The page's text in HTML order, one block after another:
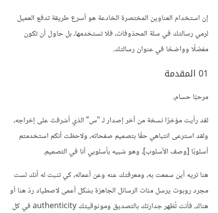
منطقيّ مشكلة لدي. إضافةً إلى أني أعرض عادة عدة نسخ مختلفة
من العمل على العميل لكي يطَّلع عليها ويختار من بينها ما يناسبه.
البداية ما إذا كنت مهتمًّا أم ﻻ.
[05 الدّعوة إلى الإجراء]
وإذا كنت مهتمًّا بالفعل، هل تسمح لي أن أرسل إليك بعض اﻷفكار
إن استخدام العناوين المختصرة الخادعة هو أسرع طريقة تدفع العميل
لرمي رسالتك في سلة المحذوفات، فلا تستخدمها، بل حاول أن تكون
مفصّلًا وواضحًا في عنوان رسالتك.
01 المقدمة
مرحبًا حسام،
لقد رأيت مؤخرًا نسخة من آخر إصدار لـ "س” الذي أشرفتَ على إخراجه،
ولقد استرعى انتباهي حقًا بتصميم صفحاته، وﻻحظت أنكم استخدمتم
أسلوبًا [وصف الأسلوب]، وهو شبيه بأسلوبي أنا في التصميم.
هنا تريه أين سمعت به، ومعرفتك عنه وعن أعماله، كي تثبت له أنك لست
مجرد روبوت يرسل مئات الرسائل الجاهزة بشكل أعمى ﻻصطياد ردّ هنا أو
هناك، فأنت تُظهر جدارتك بالتصديق وموثوقيتك authenticity في كل